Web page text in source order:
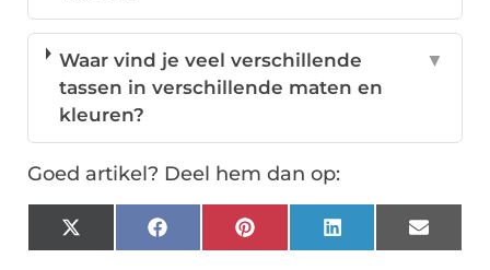
Waar vind je veel verschillende
tassen in verschillende maten en
kleuren?
▼
Goed artikel? Deel hem dan op:
X
(Twitter)
FacebookPinterestLinkedInEmail